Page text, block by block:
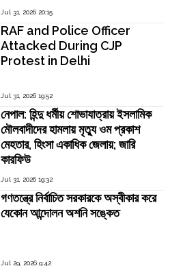
Jul 31, 2026 20:15
RAF and Police Officer
Attacked During CJP
Protest in Delhi
Jul 31, 2026 19:52
নেপাল: হিন্দু ধর্মীয় শোভাযাত্রায় ইসলামিক
মৌলবাদীদের হামলায় মৃত্যু ওম প্রকাশ
মেহতার, হিংসা একাধিক জেলায়; জারি
কারফিউ
Jul 31, 2026 19:32
গণতন্ত্রে নির্বাচিত সরকারকে অস্বীকার করে
যেকোন আন্দোলন অশনি সঙ্কেত
Jul 29, 2026 9:42